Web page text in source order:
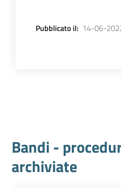
Pubblicato il: 14-06-
Bandi -
archiviate